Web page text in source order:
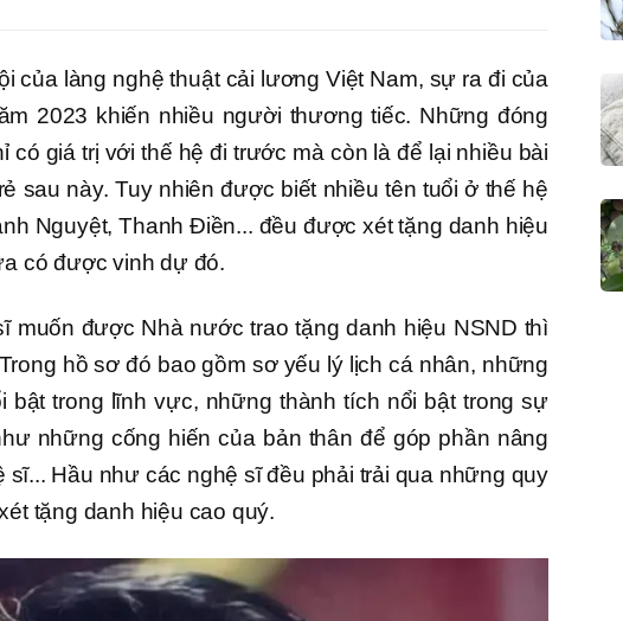
của làng nghệ thuật cải lương Việt Nam, sự ra đi của
2023 khiến nhiều người thương tiếc. Những đóng
có giá trị với thế hệ đi trước mà còn là để lại nhiều bài
sau này. Tuy nhiên được biết nhiều tên tuổi ở thế hệ
Nguyệt, Thanh Điền... đều được xét tặng danh hiệu
có được vinh dự đó.
muốn được Nhà nước trao tặng danh hiệu NSND thì
hồ sơ đó bao gồm sơ yếu lý lịch cá nhân, những
bật trong lĩnh vực, những thành tích nổi bật trong sự
những cống hiến của bản thân để góp phần nâng
sĩ... Hầu như các nghệ sĩ đều phải trải qua những quy
tặng danh hiệu cao quý.